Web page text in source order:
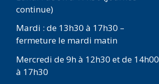
continue)
Mardi : de 13h30 à 17h30 –
fermeture le mardi matin
Mercredi de 9h à 12h30 et de 14h00
à 17h30